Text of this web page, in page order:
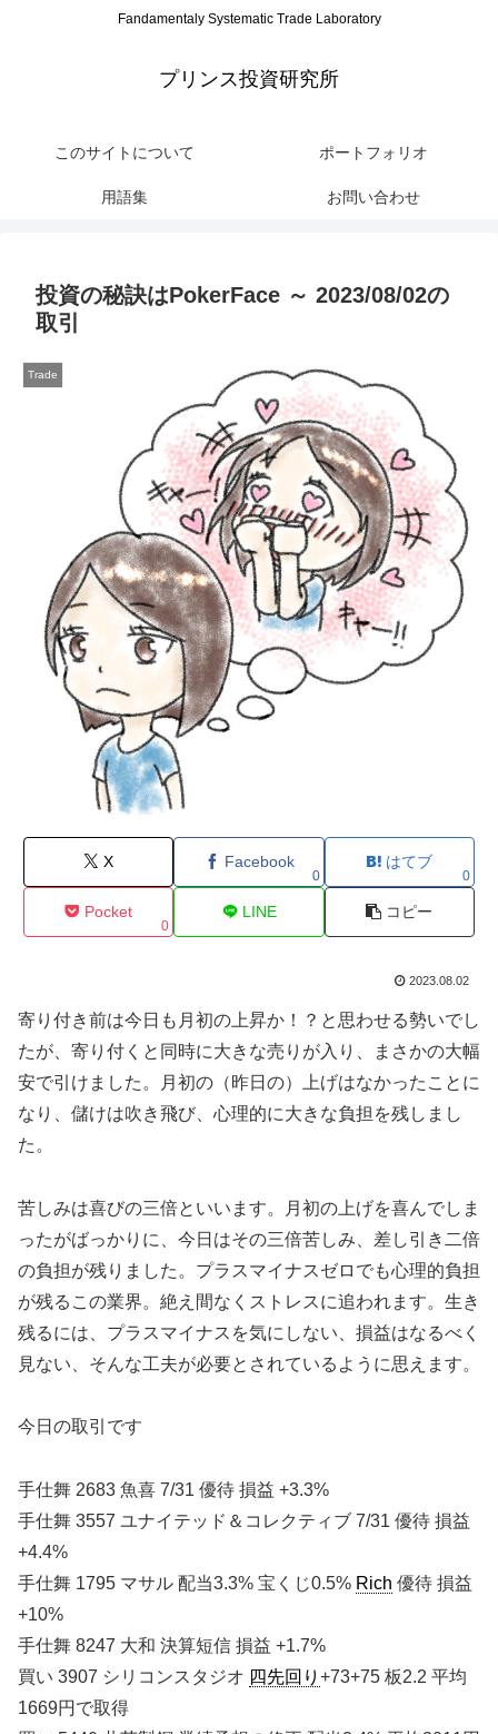
Fandamentaly Systematic Trade Laboratory
プリンス投資研究所
このサイトについて ポートフォリオ
用語集 お問い合わせ
投資の秘訣はPokerFace ～ 2023/08/02の
取引
Trade
X Facebook
0
はてブ
0
Pocket
0
LINE コピー
2023.08.02
寄り付き前は今日も月初の上昇か！？と思わせる勢いでし
たが、寄り付くと同時に大きな売りが入り、まさかの大幅
安で引けました。月初の（昨日の）上げはなかったことに
なり、儲けは吹き飛び、心理的に大きな負担を残しまし
た。
苦しみは喜びの三倍といいます。月初の上げを喜んでしま
ったがばっかりに、今日はその三倍苦しみ、差し引き二倍
の負担が残りました。プラスマイナスゼロでも心理的負担
が残るこの業界。絶え間なくストレスに追われます。生き
残るには、プラスマイナスを気にしない、損益はなるべく
見ない、そんな工夫が必要とされているように思えます。
今日の取引です
手仕舞 2683 魚喜 7/31 優待 損益 +3.3%
手仕舞 3557 ユナイテッド＆コレクティブ 7/31 優待 損益
+4.4%
手仕舞 1795 マサル 配当3.3% 宝くじ0.5% Rich 優待 損益
+10%
手仕舞 8247 大和 決算短信 損益 +1.7%
買い 3907 シリコンスタジオ 四先回り +73+75 板2.2 平均
1669円で取得